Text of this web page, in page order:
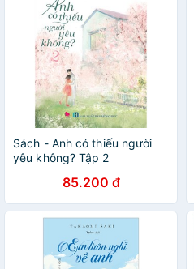
Sách - Anh có thiếu người
yêu không? Tập 2
85.200 đ